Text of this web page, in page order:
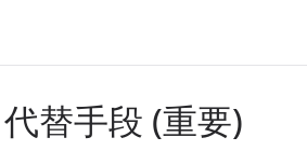
替手段 (重要)